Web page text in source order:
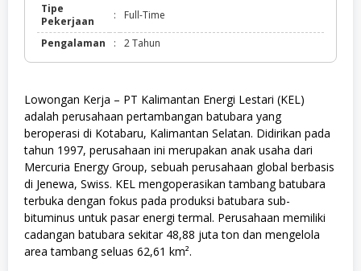
Tipe
Pekerjaan
: Full-Time
Pengalaman : 2 Tahun
Lowongan Kerja – PT Kalimantan Energi Lestari (KEL)
adalah perusahaan pertambangan batubara yang
beroperasi di Kotabaru, Kalimantan Selatan. Didirikan pada
tahun 1997, perusahaan ini merupakan anak usaha dari
Mercuria Energy Group, sebuah perusahaan global berbasis
di Jenewa, Swiss. KEL mengoperasikan tambang batubara
terbuka dengan fokus pada produksi batubara sub-
bituminus untuk pasar energi termal. Perusahaan memiliki
cadangan batubara sekitar 48,88 juta ton dan mengelola
area tambang seluas 62,61 km².